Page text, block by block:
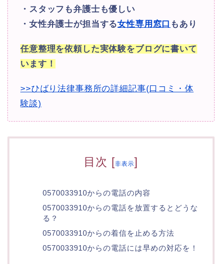
・スタッフも弁護士も優しい
・女性弁護士が担当する女性専用窓口 もあり
任意整理を依頼した実体験をブログに書いて
います！
>>ひばり法律事務所の詳細記事(口コミ・体
験談)
目次 [非表示]
0570033910からの電話の内容
0570033910からの電話を放置するとどうな
る？
0570033910からの着信を止める方法
0570033910からの電話には早めの対応を！